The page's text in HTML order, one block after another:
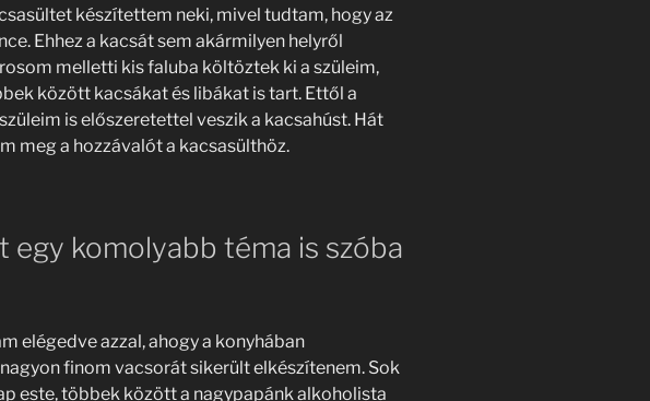
készítettem neki, mivel tudtam, hogy az
Ehhez a kacsát sem akármilyen helyről
melletti kis faluba költöztek ki a szüleim,
között kacsákat és libákat is tart. Ettől a
is előszeretettel veszik a kacsahúst. Hát
meg a hozzávalót a kacsasülthöz.
egy komolyabb téma is szóba
elégedve azzal, ahogy a konyhában
finom vacsorát sikerült elkészítenem. Sok
este, többek között a nagypapánk alkoholista